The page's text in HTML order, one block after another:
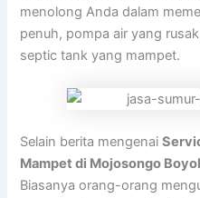
menolong Anda dalam
penuh, pompa air yang
septic tank yang mampet.
Selain berita mengenai
Mampet di Mojosongo
Biasanya orang-orang